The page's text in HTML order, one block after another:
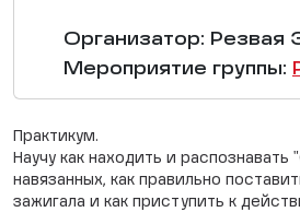
Организатор: Резвая
Мероприятие группы:
Практикум.
Научу как находить и
навязанных, как правильно
зажигала и как приступить к